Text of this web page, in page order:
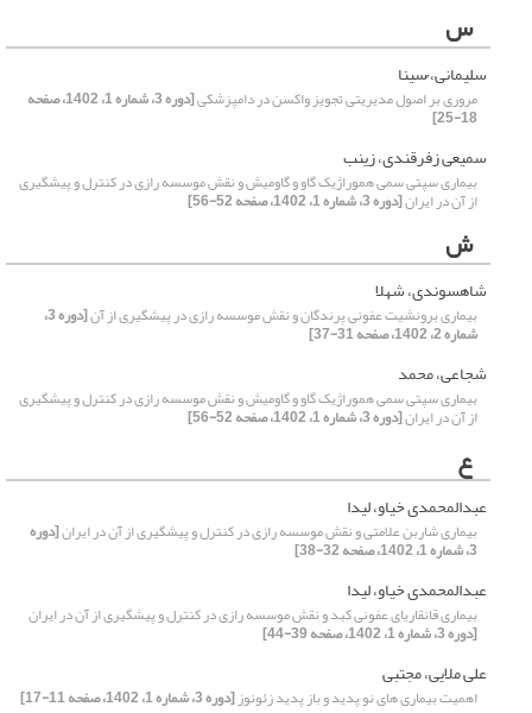
س
سلیمانی، ُسینا
مروری بر اصول مدیریتی تجویز واکسن در دامپزشکی [دوره 3، شماره 1، 1402، صفحه
18-25]
سمیعی زفرقندی، زینب
بیماری سپتی سمی هموراژیک گاو و گاومیش و نقش موسسه رازی در کنترل و پیشگیری
از آن در ایران[دوره 3، شماره 1، 1402، صفحه 52-56]
ش
شاهسوندی، شهلا
بیماری برونشیت عفونی پرندگان و نقش موسسه رازی در پیشگیری از آن [دوره 3،
شماره 2، 1402، صفحه 31-37]
شجاعی، محمد
بیماری سپتی سمی هموراژیک گاو و گاومیش و نقش موسسه رازی در کنترل و پیشگیری
از آن در ایران[دوره 3، شماره 1، 1402، صفحه 52-56]
ع
عبدالمحمدی خیاو، لیدا
بیماری شاربن علامتی و نقش موسسه رازی در کنترل و پیشگیری از آن در ایران[دوره
3، شماره 1، 1402، صفحه 32-38]
عبدالمحمدی خیاو، لیدا
بیماری قانقاریای عفونی کبد و نقش موسسه رازی در کنترل و پیشگیری از آن در ایران
[دوره 3، شماره 1، 1402، صفحه 39-44]
علی ملایی، مجتبی
اهمیت بیماری های نو پدید و باز پدید زئونوز[دوره 3، شماره 1، 1402، صفحه 11-17]